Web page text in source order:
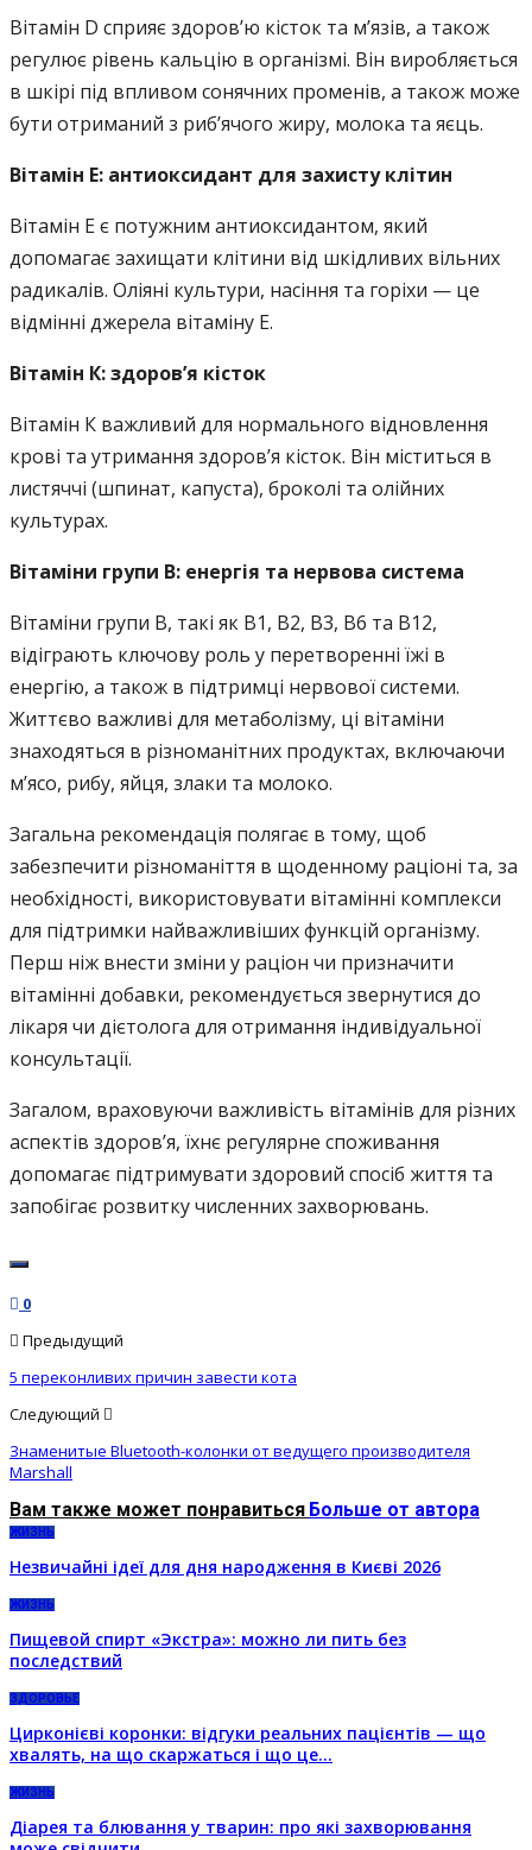
Вітамін D сприяє здоров’ю кісток та м’язів, а також
регулює рівень кальцію в організмі. Він виробляється
в шкірі під впливом сонячних променів, а також може
бути отриманий з риб’ячого жиру, молока та яєць.
Вітамін E: антиоксидант для захисту клітин
Вітамін E є потужним антиоксидантом, який
допомагає захищати клітини від шкідливих вільних
радикалів. Оліяні культури, насіння та горіхи — це
відмінні джерела вітаміну E.
Вітамін К: здоров’я кісток
Вітамін К важливий для нормального відновлення
крові та утримання здоров’я кісток. Він міститься в
листяччі (шпинат, капуста), броколі та олійних
культурах.
Вітаміни групи B: енергія та нервова система
Вітаміни групи B, такі як B1, B2, B3, B6 та B12,
відіграють ключову роль у перетворенні їжі в
енергію, а також в підтримці нервової системи.
Життєво важливі для метаболізму, ці вітаміни
знаходяться в різноманітних продуктах, включаючи
м’ясо, рибу, яйця, злаки та молоко.
Загальна рекомендація полягає в тому, щоб
забезпечити різноманіття в щоденному раціоні та, за
необхідності, використовувати вітамінні комплекси
для підтримки найважливіших функцій організму.
Перш ніж внести зміни у раціон чи призначити
вітамінні добавки, рекомендується звернутися до
лікаря чи дієтолога для отримання індивідуальної
консультації.
Загалом, враховуючи важливість вітамінів для різних
аспектів здоров’я, їхнє регулярне споживання
допомагає підтримувати здоровий спосіб життя та
запобігає розвитку численних захворювань.
0
Предыдущий
5 переконливих причин завести кота
Следующий
Знаменитые Bluetooth-колонки от ведущего производителя
Marshall
Вам также может понравиться Больше от автора
ЖИЗНЬ
Незвичайні ідеї для дня народження в Києві 2026
ЖИЗНЬ
Пищевой спирт «Экстра»: можно ли пить без
последствий
ЗДОРОВЬЕ
Цирконієві коронки: відгуки реальних пацієнтів — що
хвалять, на що скаржаться і що це…
ЖИЗНЬ
Діарея та блювання у тварин: про які захворювання